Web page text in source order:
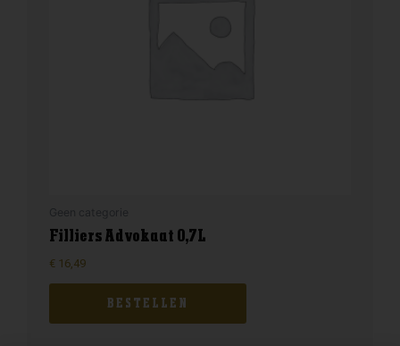
Filliers Advokaat 0,7L
€ 16,49
BESTELLEN